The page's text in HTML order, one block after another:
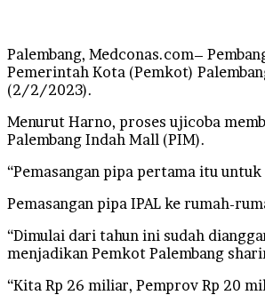
Palembang, Medconas.com–
Pemerintah Kota (Pemkot)
(2/2/2023).
Menurut Harno, proses ujicoba
Palembang Indah Mall (PIM).
“Pemasangan pipa pertama itu
Pemasangan pipa IPAL ke rumah-
“Dimulai dari tahun ini sudah
menjadikan Pemkot Palembang
“Kita Rp 26 miliar, Pemprov Rp 20